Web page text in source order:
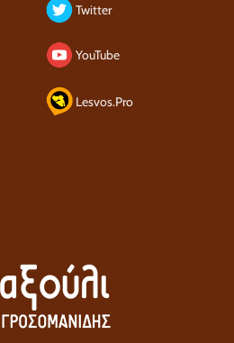
Twitter
YouTube
Lesvos.Pro